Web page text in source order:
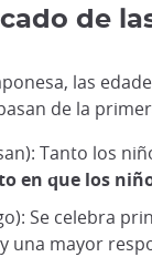
de
las
de la
Tanto los
en que los
Se celebra
una mayor